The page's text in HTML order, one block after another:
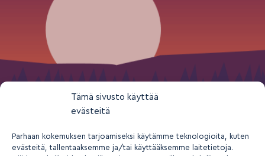
Tämä sivusto käyttää
evästeitä
Parhaan kokemuksen tarjoamiseksi käytämme teknologioita, kuten
evästeitä, tallentaaksemme ja/tai käyttääksemme laitetietoja.